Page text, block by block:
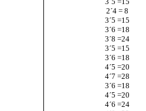
2´4 = 8
3´5 =15
3´6 =18
3´8 =24
3´5 =15
3´6 =18
4´5 =20
4´7 =28
3´6 =18
4´5 =20
4´6 =24